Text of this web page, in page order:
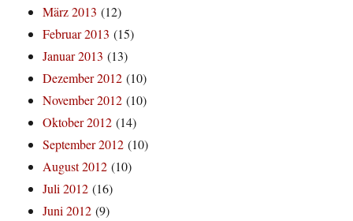
März 2013 (12)
Februar 2013 (15)
Januar 2013 (13)
Dezember 2012 (10)
November 2012 (10)
Oktober 2012 (14)
September 2012 (10)
August 2012 (10)
Juli 2012 (16)
Juni 2012 (9)